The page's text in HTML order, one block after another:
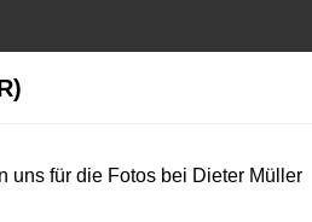
uns für die Fotos bei Dieter Müller